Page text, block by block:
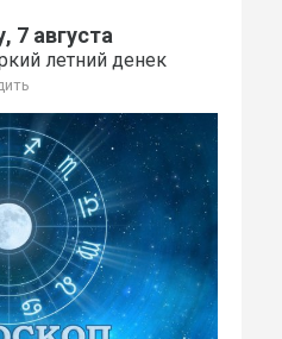
7 августа
летний денек